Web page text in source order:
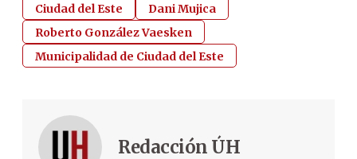
Ciudad del Este
Dani Mujica
Roberto González Vaesken
Municipalidad de Ciudad del Este
Redacción ÚH